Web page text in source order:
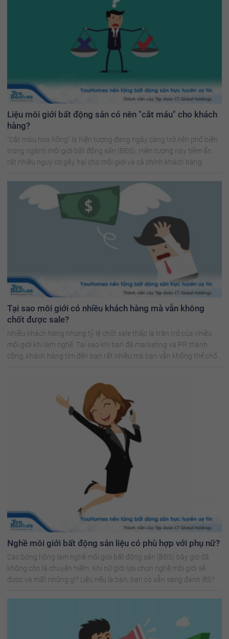
Liệu môi giới bất động sản có nên "cắt máu" cho khách
hàng?
“Cắt máu hoa hồng” là hiện tượng đang ngày càng trở nên phổ biến
trong ngành môi giới bất động sản (BĐS). Hiện tượng này tiềm ẩn
rất nhiều nguy cơ gây hại cho môi giới và cả chính khách hàng.
Tại sao môi giới có nhiều khách hàng mà vẫn không
chốt được sale?
Nhiều khách hàng nhưng tỷ lệ chốt sale thấp là trăn trở của nhiều
môi giới khi làm nghề. Tại sao khi bạn đã marketing và PR thành
công, khách hàng tìm đến bạn rất nhiều mà bạn vẫn không thể chốt
Nghề môi giới bất động sản liệu có phù hợp với phụ nữ?
Các bóng hồng làm nghề môi giới bất động sản (BĐS) bây giờ đã
không còn là chuyện hiếm. Khi nữ giới lựa chọn nghề môi giới sẽ
được và mất những gì? Liệu nếu là bạn, bạn có sẵn sàng đánh đổi?